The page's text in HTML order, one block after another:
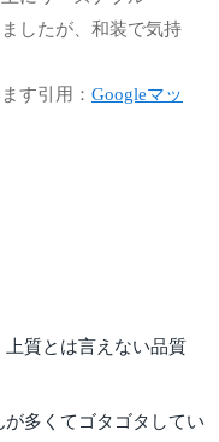
したが、和装で気持
す引用： Googleマッ
質とは言えない品質
多くてゴタゴタしてい